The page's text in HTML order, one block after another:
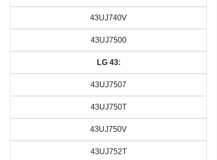
43UJ740V
43UJ7500
LG 43:
43UJ7507
43UJ750T
43UJ750V
43UJ752T